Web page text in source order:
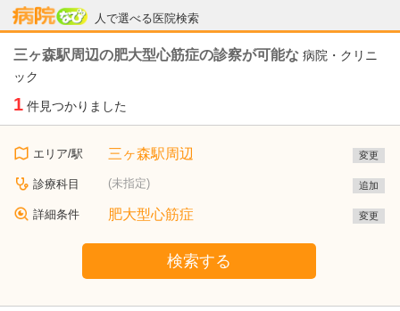
人で選べる医院検索
病院なび
三ヶ森駅周辺の肥大型心筋症の診察が可能な 病院・クリニ
ック
1 件見つかりました
エリア/駅 三ヶ森駅周辺 変更
診療科目 (未指定) 追加
詳細条件 肥大型心筋症 変更
検索する